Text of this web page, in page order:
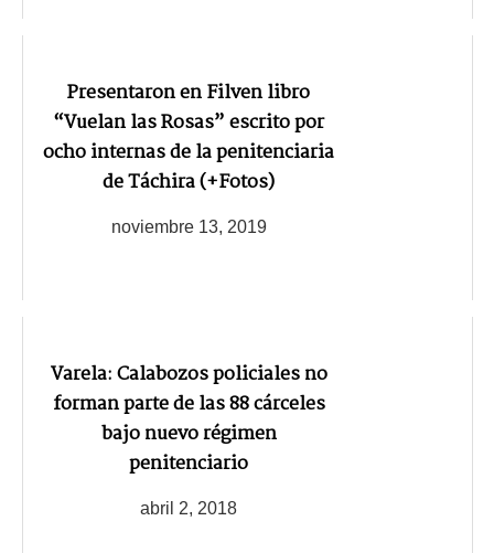
Presentaron en Filven libro
“Vuelan las Rosas” escrito por
ocho internas de la penitenciaria
de Táchira (+Fotos)
noviembre 13, 2019
Varela: Calabozos policiales no
forman parte de las 88 cárceles
bajo nuevo régimen
penitenciario
abril 2, 2018